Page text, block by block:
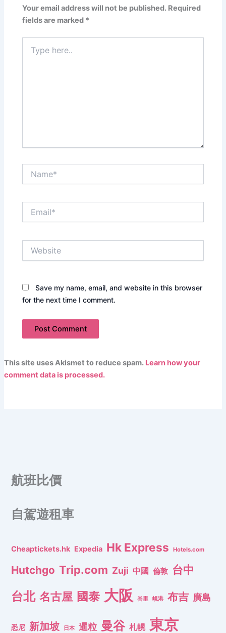
Your email address will not be published. Required
fields are marked *
here..
Save my name, email, and website in this browser
for the next time I comment.
This site uses Akismet to reduce spam. Learn how your
comment data is processed.
航班比價
自駕遊租車
Cheaptickets.hk Expedia Hk Express Hotels.com
Hutchgo Trip.com Zuji 中國 倫敦 台中
台北 名古屋 國泰 大阪 峇里 峴港 布吉 廣島
悉尼 新加坡 日本 暹粒 曼谷 札幌 東京